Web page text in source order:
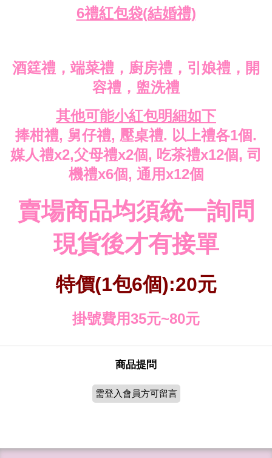
6禮紅包袋(結婚禮)
酒筳禮，端菜禮，廚房禮，引娘禮，開
容禮，盥洗禮
其他可能小紅包明細如下
捧柑禮, 舅仔禮, 壓桌禮. 以上禮各1個.
媒人禮x2,父母禮x2個, 吃茶禮x12個, 司
機禮x6個, 通用x12個
賣場商品均須統一詢問
現貨後才有接單
特價(1包6個):20元
掛號費用35元~80元
商品提問
需登入會員方可留言